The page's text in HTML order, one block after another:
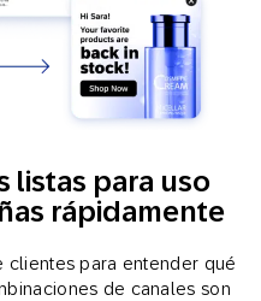
listas para uso
rápidamente
clientes para entender qué
de canales son